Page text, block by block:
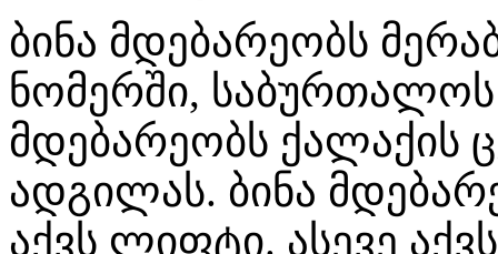
ბინა მდებარეობს
ნომერში,
მდებარეობს ქალაქის
ადგილას. ბინა
აქვს ლიფტი. ასევე